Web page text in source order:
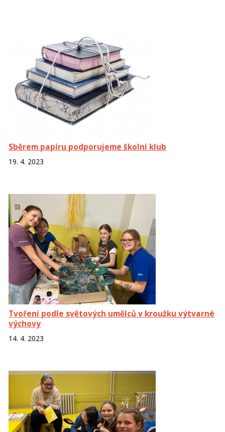
Sběrem papíru podporujeme školní klub
19. 4. 2023
Tvoření podle světových umělců v kroužku výtvarné
výchovy
14. 4. 2023